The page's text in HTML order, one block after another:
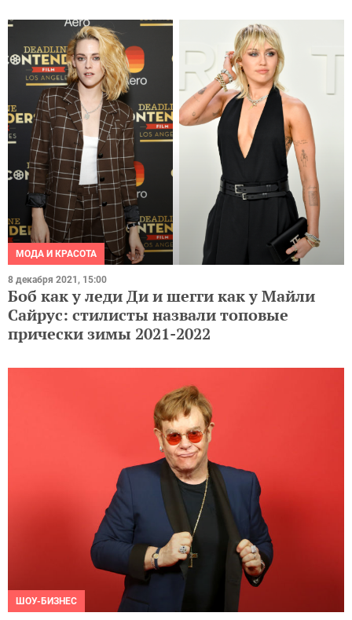
МОДА И КРАСОТА
8 декабря 2021, 15:00
Боб как у леди Ди и шегги как у Майли
Сайрус: стилисты назвали топовые
прически зимы 2021-2022
ШОУ-БИЗНЕС